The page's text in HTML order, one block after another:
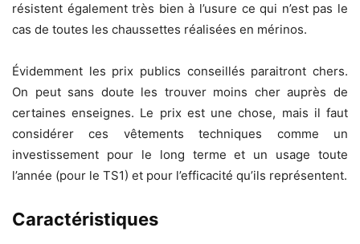
résistent également très bien à l’usure ce qui n’est pas le
cas de toutes les chaussettes réalisées en mérinos.
Évidemment les prix publics conseillés paraitront chers.
On peut sans doute les trouver moins cher auprès de
certaines enseignes. Le prix est une chose, mais il faut
considérer ces vêtements techniques comme un
investissement pour le long terme et un usage toute
l’année (pour le TS1) et pour l’efficacité qu’ils représentent.
Caractéristiques